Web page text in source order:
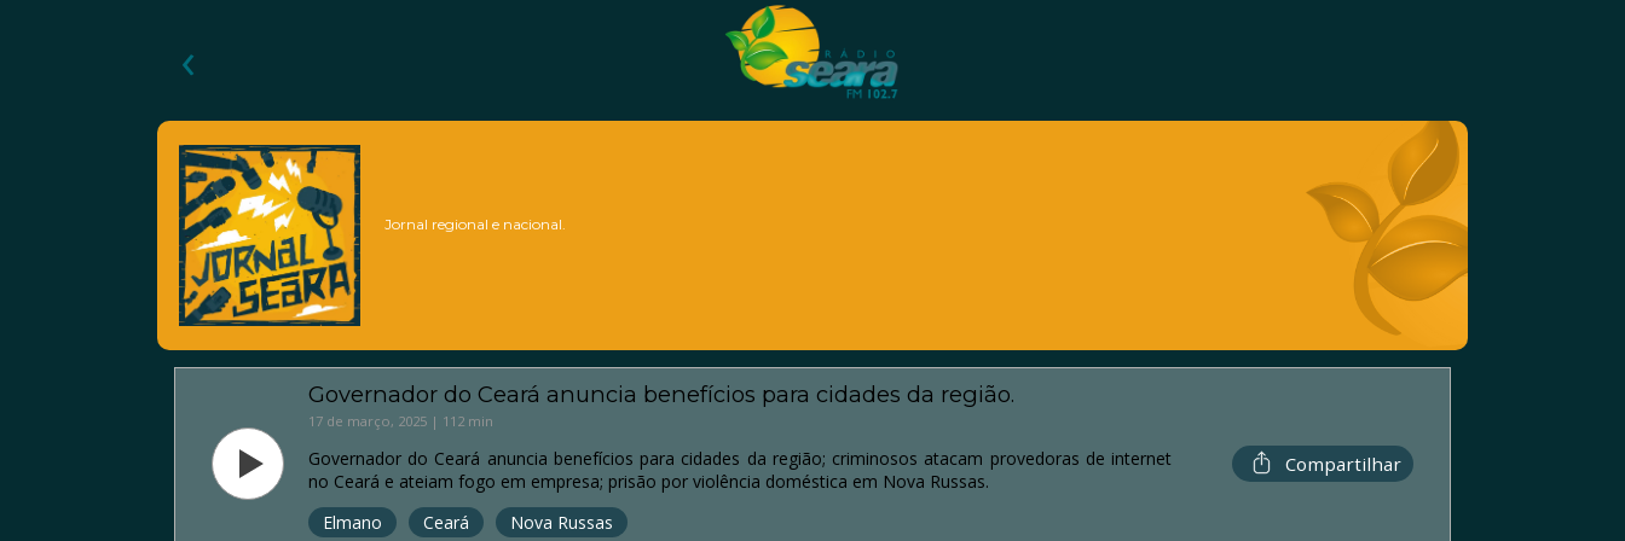
‹
Jornal regional e nacional.
Governador do Ceará anuncia benefícios para cidades da região.
17 de março, 2025 | 112 min
Governador do Ceará anuncia benefícios para cidades da região; criminosos atacam provedoras de internet
no Ceará e ateiam fogo em empresa; prisão por violência doméstica em Nova Russas.
Elmano
Ceará Nova Russas
Compartilhar